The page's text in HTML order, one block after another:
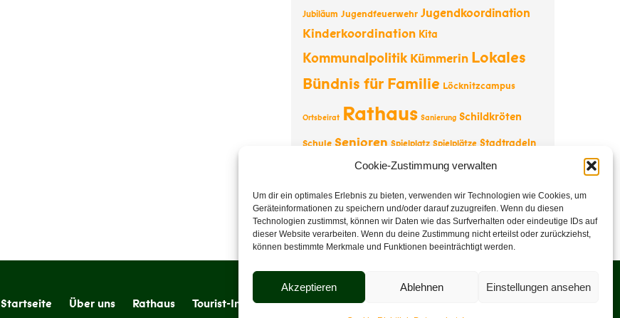
Cookie-Zustimmung verwalten
Um dir ein optimales Erlebnis zu bieten, verwenden wir Technologien wie Cookies, um
Geräteinformationen zu speichern und/oder darauf zuzugreifen. Wenn du diesen
Technologien zustimmst, können wir Daten wie das Surfverhalten oder eindeutige IDs auf
dieser Website verarbeiten. Wenn du deine Zustimmung nicht erteilst oder zurückziehst,
können bestimmte Merkmale und Funktionen beeinträchtigt werden.
Akzeptieren Ablehnen Einstellungen ansehen
Jubiläum Jugendfeuerwehr Jugendkoordination
Kinderkoordination Kita
Kommunalpolitik Kümmerin Lokales
Bündnis für Familie Löcknitzcampus
Ortsbeirat Rathaus Sanierung Schildkröten
Schule Senioren Spielplatz Spielplätze Stadtradeln
Straßenbau TeslaTourismus Tourist-
Information Vereine Vernissage Wappentier
Weihnachten
Startseite Über uns Rathaus Tourist-Information Veranstaltungen